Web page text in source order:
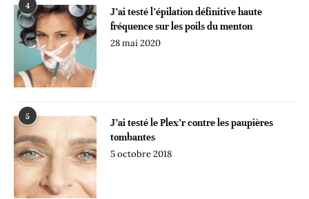
4
J’ai testé l’épilation définitive haute
fréquence sur les poils du menton
28 mai 2020
5
J’ai testé le Plex’r contre les paupières
tombantes
5 octobre 2018